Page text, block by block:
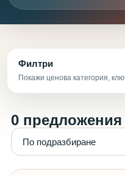
Филтри
Покажи ценова категория,
0 предложения